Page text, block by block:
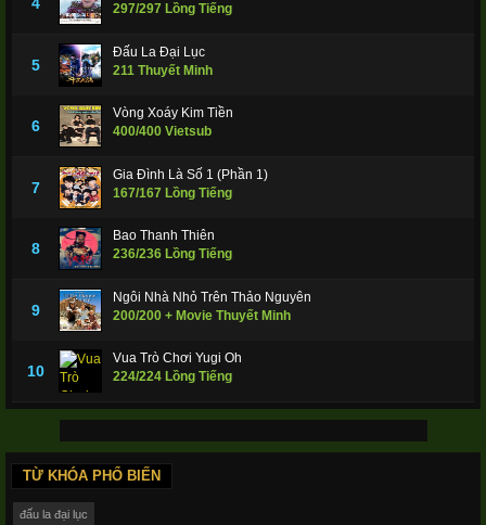
4
297/297 Lồng Tiếng
5
Đấu La Đại Lục
211 Thuyết Minh
6
Vòng Xoáy Kim Tiền
400/400 Vietsub
7
Gia Đình Là Số 1 (Phần 1)
167/167 Lồng Tiếng
8
Bao Thanh Thiên
236/236 Lồng Tiếng
9
Ngôi Nhà Nhỏ Trên Thảo Nguyên
200/200 + Movie Thuyết Minh
10
Vua Trò Chơi Yugi Oh
224/224 Lồng Tiếng
TỪ KHÓA PHỔ BIẾN
đấu la đại lục